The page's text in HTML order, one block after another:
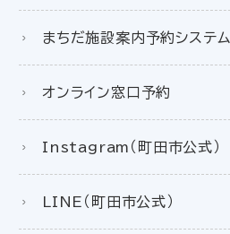
まちだ施設案内予約システム
オンライン窓口予約
Instagram（町田市公式）
LINE（町田市公式）